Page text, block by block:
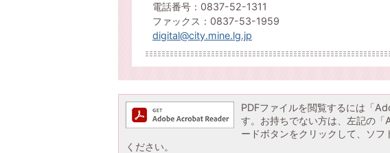
電話番号：0837-52-1311
ファックス：0837-53-1959
digital@city.mine.lg.jp
PDFファイルを閲覧するには「
す。お持ちでない方は、左記の
ードボタンをクリックして、ソ
ください。